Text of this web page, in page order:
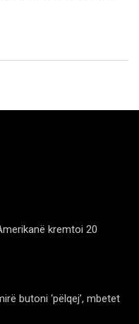
kremtoi 20
butoni ‘pëlqej’, mbetet